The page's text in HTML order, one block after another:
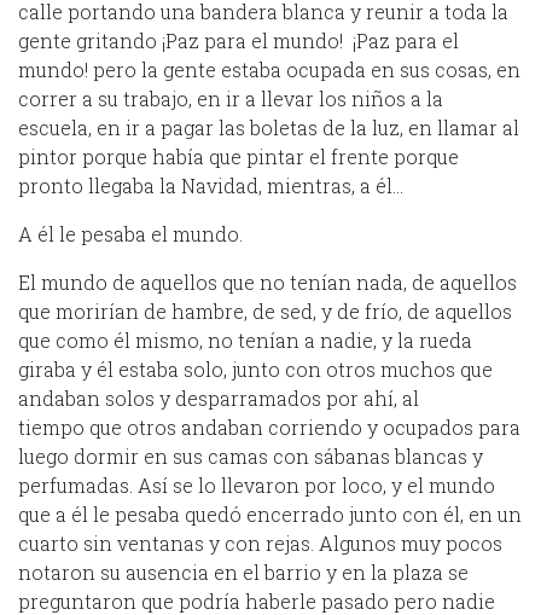
calle portando una bandera blanca y reunir a toda la
gente gritando ¡Paz para el mundo! ¡Paz para el
mundo! pero la gente estaba ocupada en sus cosas, en
correr a su trabajo, en ir a llevar los niños a la
escuela, en ir a pagar las boletas de la luz, en llamar al
pintor porque había que pintar el frente porque
pronto llegaba la Navidad, mientras, a él…
A él le pesaba el mundo.
El mundo de aquellos que no tenían nada, de aquellos
que morirían de hambre, de sed, y de frío, de aquellos
que como él mismo, no tenían a nadie, y la rueda
giraba y él estaba solo, junto con otros muchos que
andaban solos y desparramados por ahí, al
tiempo que otros andaban corriendo y ocupados para
luego dormir en sus camas con sábanas blancas y
perfumadas. Así se lo llevaron por loco, y el mundo
que a él le pesaba quedó encerrado junto con él, en un
cuarto sin ventanas y con rejas. Algunos muy pocos
notaron su ausencia en el barrio y en la plaza se
preguntaron que podría haberle pasado pero nadie